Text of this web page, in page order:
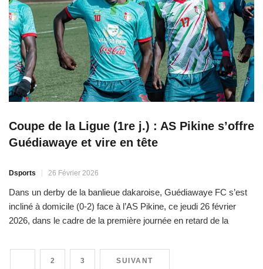
Coupe de la Ligue (1re j.) : AS Pikine s’offre
Guédiawaye et vire en tête
Dsports 26 Février 2026
Dans un derby de la banlieue dakaroise, Guédiawaye FC s’est
incliné à domicile (0-2) face à l’AS Pikine, ce jeudi 26 février
2026, dans le cadre de la première journée en retard de la
au derby de la banlieue entre Guédiawaye FC et l’AS […]
2 3 SUIVANT